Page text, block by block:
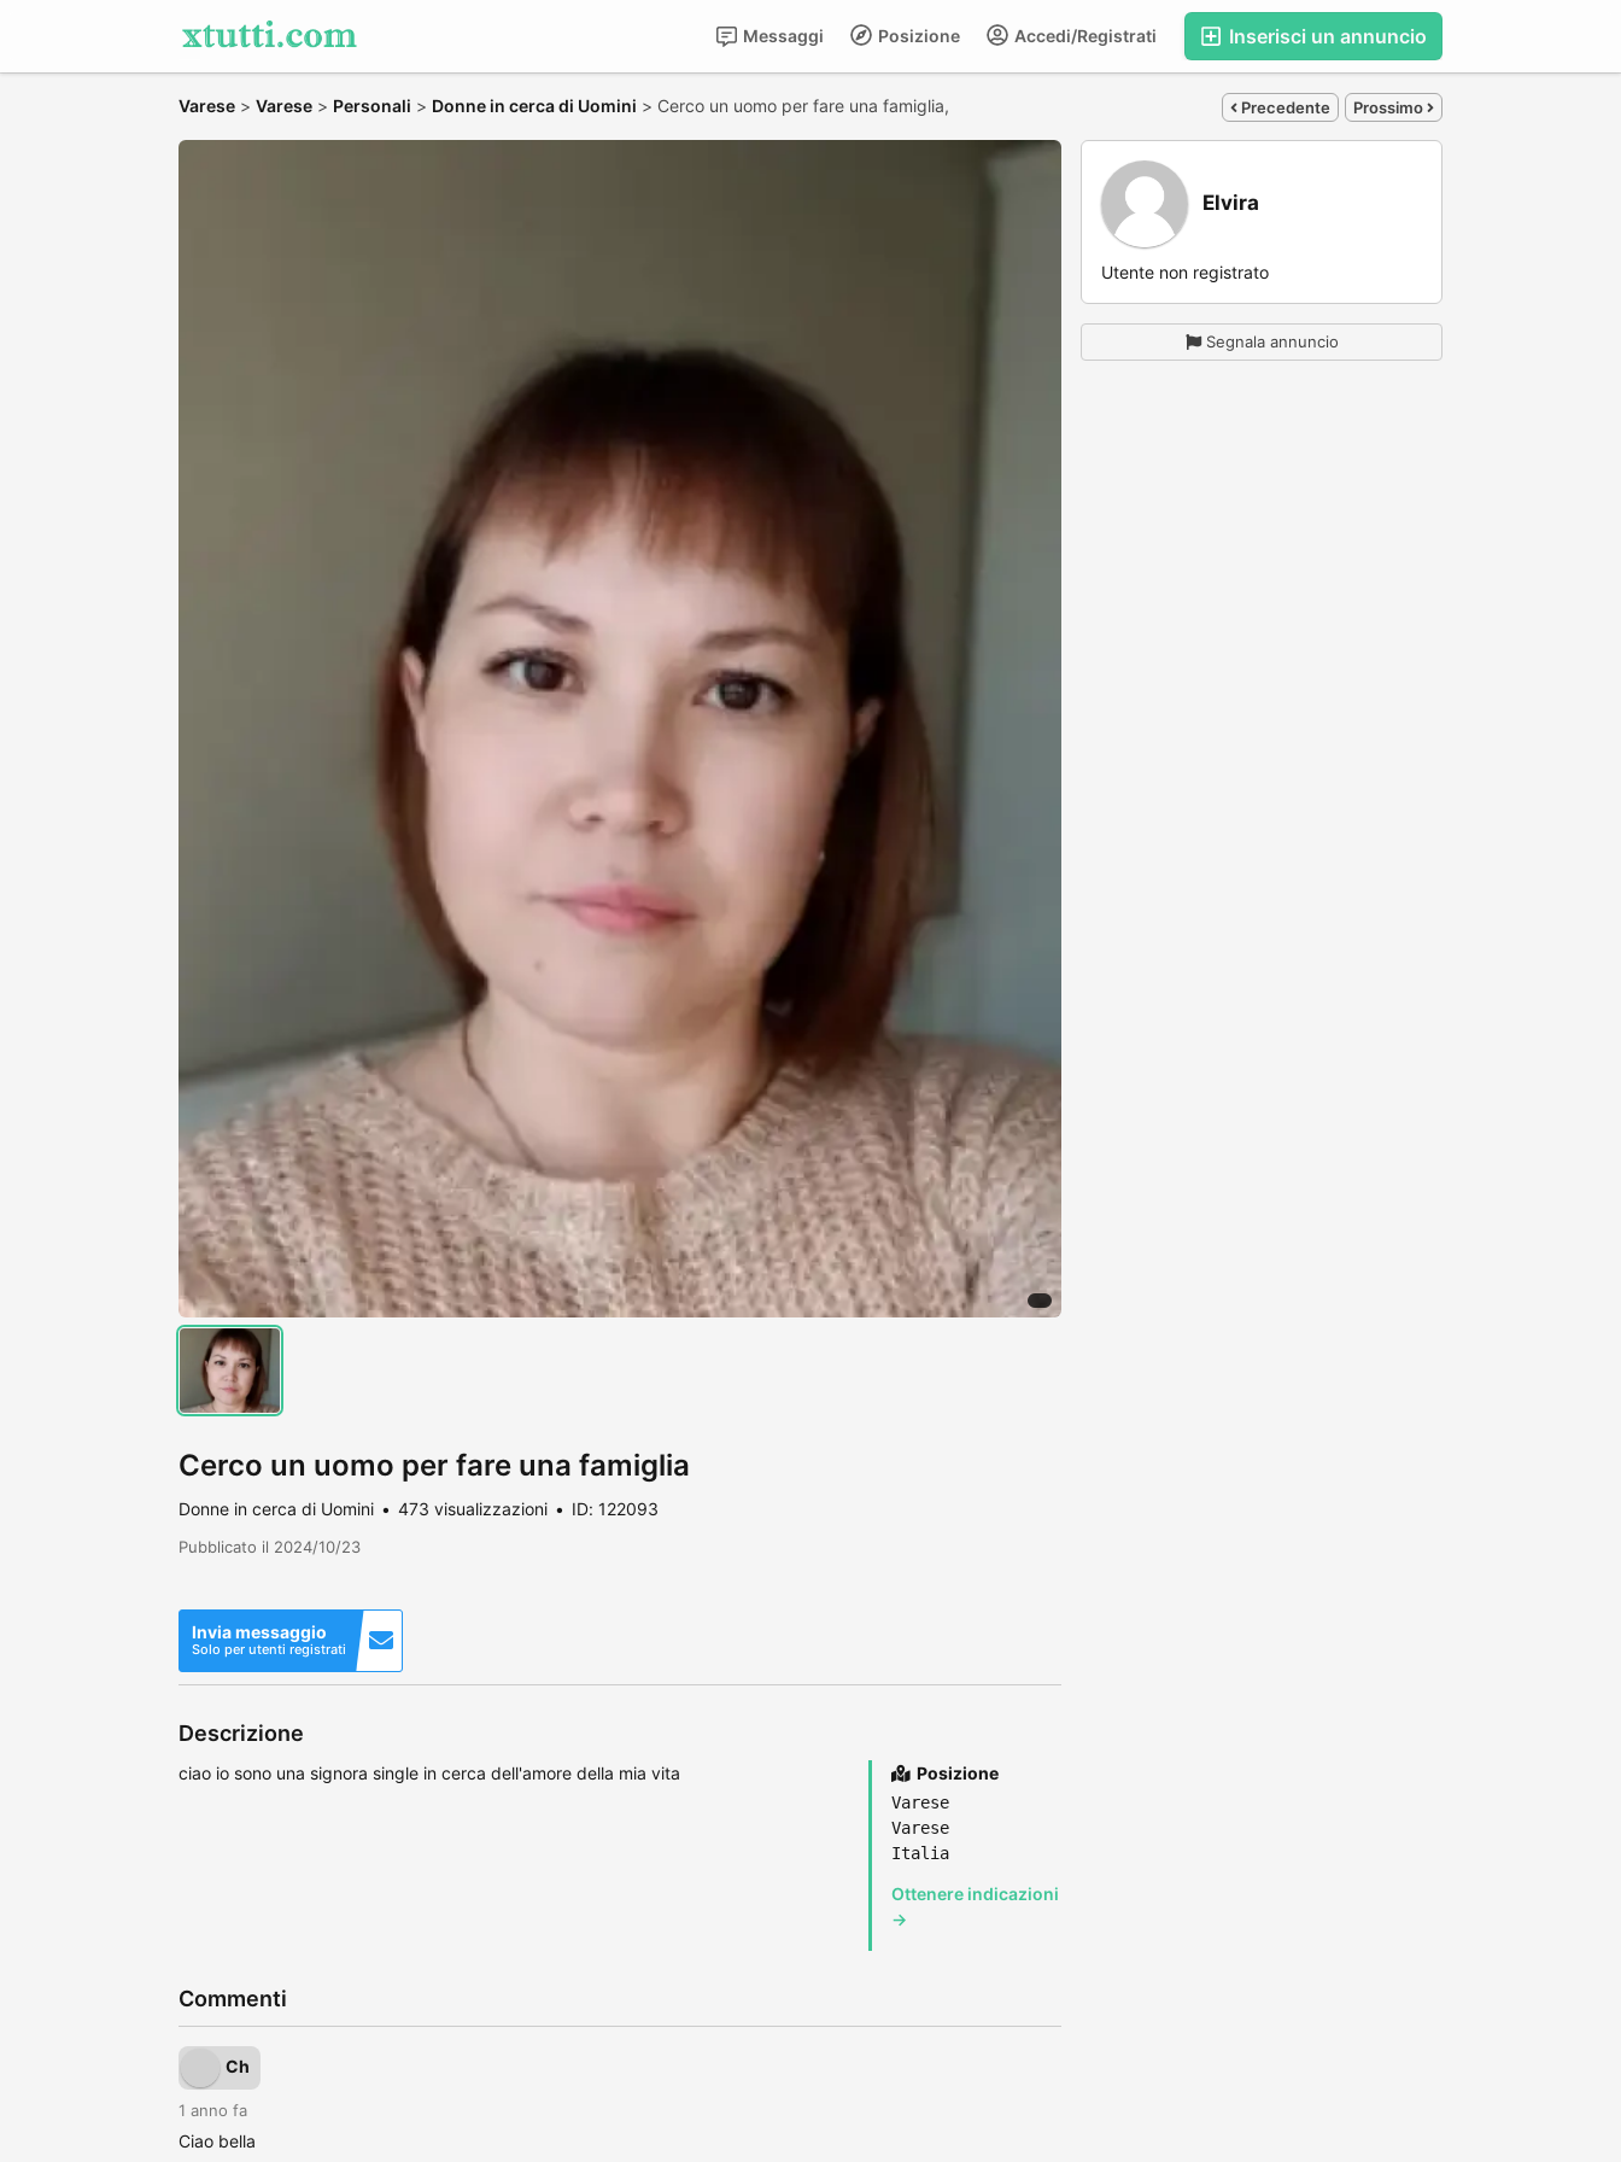
Inserisci un annuncio
Accedi/Registrati
Posizione
Messaggi
Varese > Varese > Personali > Donne in cerca di Uomini > Cerco un uomo per fare una famiglia, Precedente Prossimo
Cerco un uomo per fare una famiglia
Donne in cerca di Uomini 473 visualizzazioni ID: 122093
Pubblicato il 2024/10/23
Invia messaggio
Solo per utenti registrati
Descrizione
ciao io sono una signora single in cerca dell'amore della mia vita Posizione
Varese
Varese
Italia
Ottenere indicazioni
→
Commenti
Ch
1 anno fa
Ciao bella
Elvira
Utente non registrato
Segnala annuncio